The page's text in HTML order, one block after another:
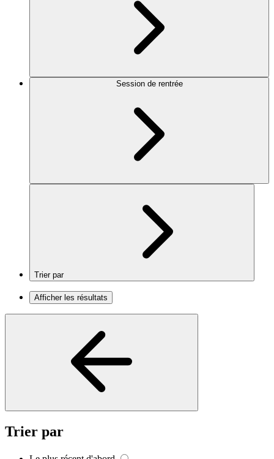
Session de rentrée
Trier par
Afficher les résultats
Trier par